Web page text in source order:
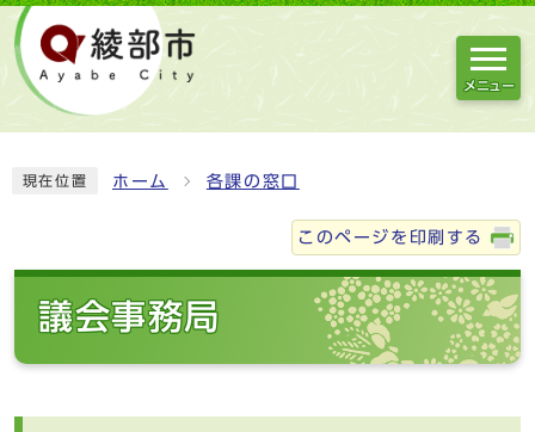
メニュー
現在位置 ホーム 各課の窓口
このページを印刷する
議会事務局